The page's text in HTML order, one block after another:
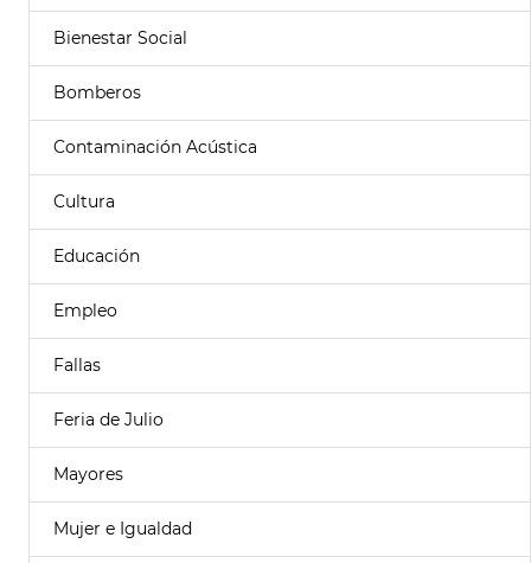
Bienestar Social
Bomberos
Contaminación Acústica
Cultura
Educación
Empleo
Fallas
Feria de Julio
Mayores
Mujer e Igualdad